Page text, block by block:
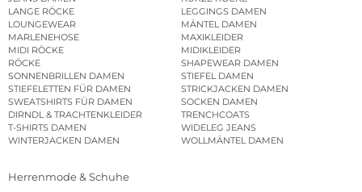
LANGE RÖCKE
LEGGINGS DAMEN
LOUNGEWEAR
MÄNTEL DAMEN
MARLENEHOSE
MAXIKLEIDER
MIDI RÖCKE
MIDIKLEIDER
RÖCKE
SHAPEWEAR DAMEN
SONNENBRILLEN DAMEN
STIEFEL DAMEN
STIEFELETTEN FÜR DAMEN
STRICKJACKEN DAMEN
SWEATSHIRTS FÜR DAMEN
SOCKEN DAMEN
DIRNDL & TRACHTENKLEIDER
TRENCHCOATS
T-SHIRTS DAMEN
WIDELEG JEANS
WINTERJACKEN DAMEN
WOLLMÄNTEL DAMEN
Herrenmode & Schuhe